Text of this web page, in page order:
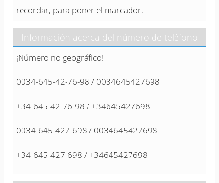
recordar, para poner el marcador.
Información acerca del número de teléfono
¡Número no geográfico!
0034-645-42-76-98 / 0034645427698
+34-645-42-76-98 / +34645427698
0034-645-427-698 / 0034645427698
+34-645-427-698 / +34645427698